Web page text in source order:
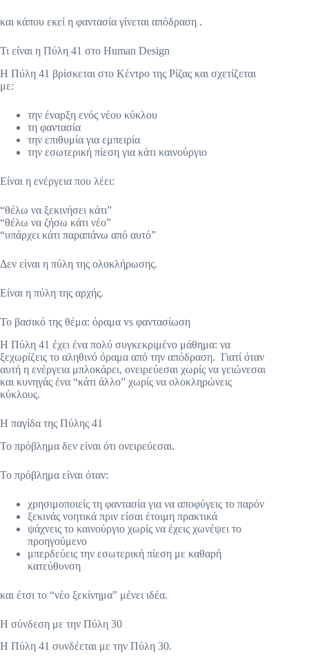
και κάπου εκεί η φαντασία γίνεται απόδραση .
Τι είναι η Πύλη 41 στο Human Design
Η Πύλη 41 βρίσκεται στο Κέντρο της Ρίζας και σχετίζεται
με:
την έναρξη ενός νέου κύκλου
τη φαντασία
την επιθυμία για εμπειρία
την εσωτερική πίεση για κάτι καινούργιο
Είναι η ενέργεια που λέει:
“θέλω να ξεκινήσει κάτι”
“θέλω να ζήσω κάτι νέο”
“υπάρχει κάτι παραπάνω από αυτό”
Δεν είναι η πύλη της ολοκλήρωσης.
Είναι η πύλη της αρχής.
Το βασικό της θέμα: όραμα vs φαντασίωση
Η Πύλη 41 έχει ένα πολύ συγκεκριμένο μάθημα: να
ξεχωρίζεις το αληθινό όραμα από την απόδραση. Γιατί όταν
αυτή η ενέργεια μπλοκάρει, ονειρεύεσαι χωρίς να γειώνεσαι
και κυνηγάς ένα “κάτι άλλο” χωρίς να ολοκληρώνεις
κύκλους.
Η παγίδα της Πύλης 41
Το πρόβλημα δεν είναι ότι ονειρεύεσαι.
Το πρόβλημα είναι όταν:
χρησιμοποιείς τη φαντασία για να αποφύγεις το παρόν
ξεκινάς νοητικά πριν είσαι έτοιμη πρακτικά
ψάχνεις το καινούργιο χωρίς να έχεις χωνέψει το
προηγούμενο
μπερδεύεις την εσωτερική πίεση με καθαρή
κατεύθυνση
και έτσι το “νέο ξεκίνημα” μένει ιδέα.
Η σύνδεση με την Πύλη 30
Η Πύλη 41 συνδέεται με την Πύλη 30.